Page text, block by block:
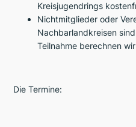
Kreisjugendrings
Nichtmitglieder oder
Nachbarlandkreisen
Teilnahme berechnen
Die Termine: